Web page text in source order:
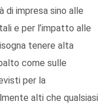
di impresa sino alle
e per l’impatto alle
tenere alta
come sulle
per la
alti che qualsiasi